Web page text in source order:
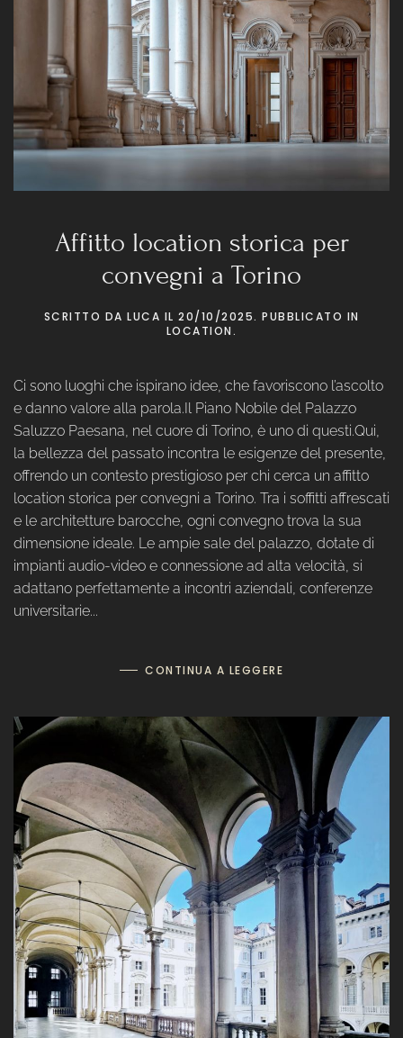
Affitto location storica per
convegni a Torino
SCRITTO DA LUCA IL 20/10/2025. PUBBLICATO IN
LOCATION.
Ci sono luoghi che ispirano idee, che favoriscono l’ascolto
e danno valore alla parola.Il Piano Nobile del Palazzo
Saluzzo Paesana, nel cuore di Torino, è uno di questi.Qui,
la bellezza del passato incontra le esigenze del presente,
offrendo un contesto prestigioso per chi cerca un affitto
location storica per convegni a Torino. Tra i soffitti affrescati
e le architetture barocche, ogni convegno trova la sua
dimensione ideale. Le ampie sale del palazzo, dotate di
impianti audio-video e connessione ad alta velocità, si
adattano perfettamente a incontri aziendali, conferenze
universitarie...
CONTINUA A LEGGERE